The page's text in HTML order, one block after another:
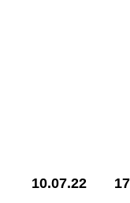
–
10.07.22